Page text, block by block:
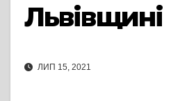
Львівщині
ЛИП 15, 2021